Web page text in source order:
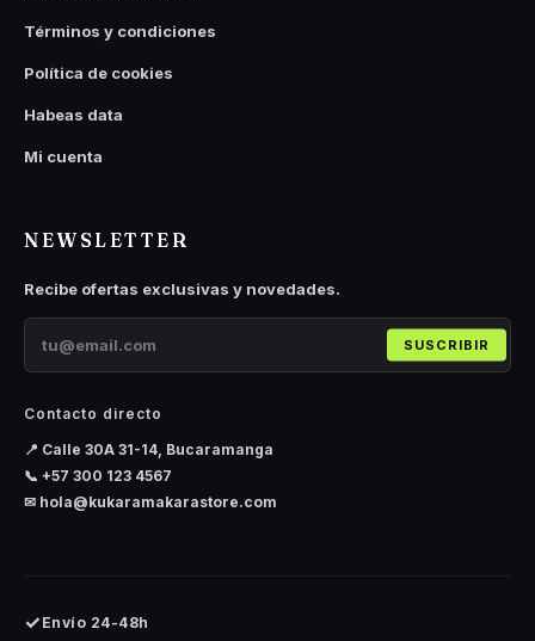
Términos y condiciones
Política de cookies
Habeas data
Mi cuenta
NEWSLETTER
Recibe ofertas exclusivas y novedades.
SUSCRIBIR
Contacto directo
📍 Calle 30A 31-14, Bucaramanga
📞 +57 300 123 4567
✉ hola@kukaramakarastore.com
✓ Envío 24-48h